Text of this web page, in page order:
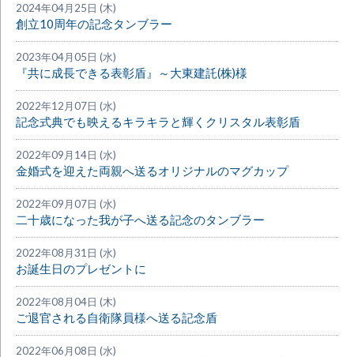
2024年04月25日 (木)
創立10周年の記念タンブラー
2023年04月05日 (水)
『共に成長できる表彰盾』～大東建託(株)様
2022年12月07日 (水)
記念式典でも映えるキラキラと輝くクリスタル表彰盾
2022年09月14日 (水)
金婚式を迎えた両親へ送るオリジナルのマグカップ
2022年09月07日 (水)
二十歳になった我が子へ送る記念のタンブラー
2022年08月31日 (水)
お誕生日のプレゼントに
2022年08月04日 (木)
ご退官される自衛隊員様へ送る記念盾
2022年06月08日 (水)